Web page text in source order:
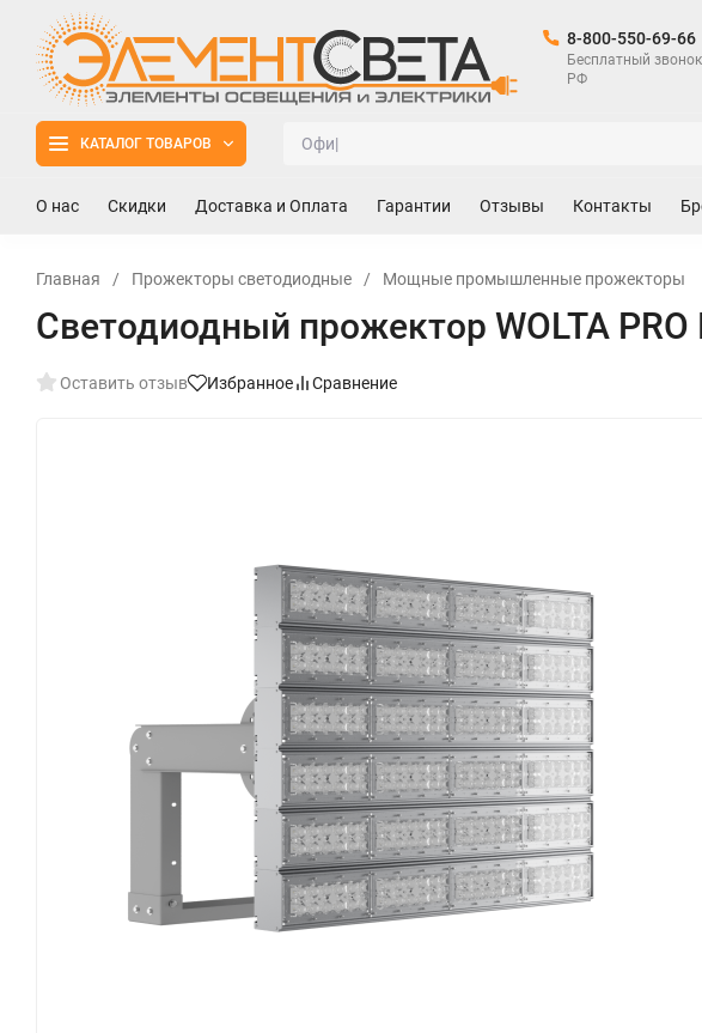
8-800-550-69-66
Бесплатный
РФ
КАТАЛОГ ТОВАРОВ
О нас Скидки Доставка и Оплата Гарантии Отзывы Контакты
Главная / Прожекторы светодиодные / Мощные промышленные прожекторы
Светодиодный прожектор WOLTA
Оставить отзыв Избранное Сравнение